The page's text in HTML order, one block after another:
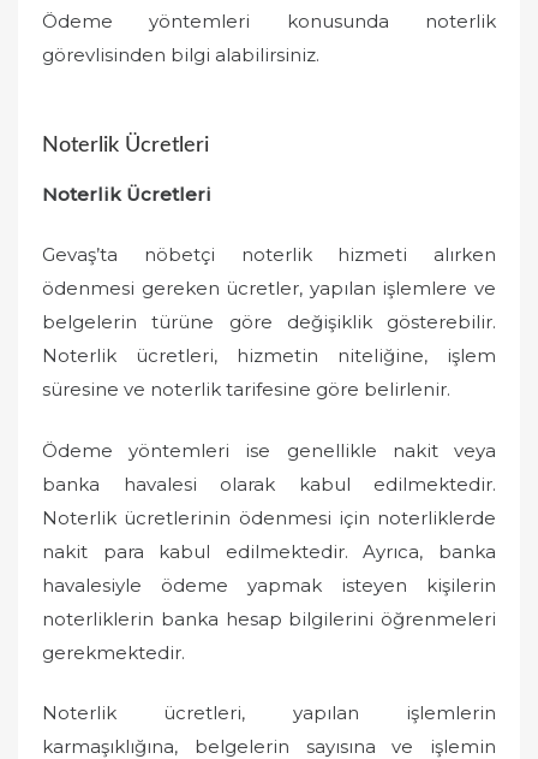
Ödeme yöntemleri konusunda noterlik
görevlisinden bilgi alabilirsiniz.
Noterlik Ücretleri
Noterlik Ücretleri
Gevaş’ta nöbetçi noterlik hizmeti alırken
ödenmesi gereken ücretler, yapılan işlemlere ve
belgelerin türüne göre değişiklik gösterebilir.
Noterlik ücretleri, hizmetin niteliğine, işlem
süresine ve noterlik tarifesine göre belirlenir.
Ödeme yöntemleri ise genellikle nakit veya
banka havalesi olarak kabul edilmektedir.
Noterlik ücretlerinin ödenmesi için noterliklerde
nakit para kabul edilmektedir. Ayrıca, banka
havalesiyle ödeme yapmak isteyen kişilerin
noterliklerin banka hesap bilgilerini öğrenmeleri
gerekmektedir.
Noterlik ücretleri, yapılan işlemlerin
karmaşıklığına, belgelerin sayısına ve işlemin